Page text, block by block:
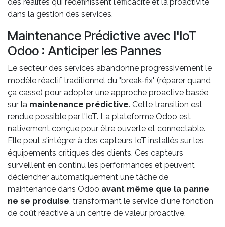
dans la gestion des services.
Maintenance Prédictive avec l'IoT
Odoo : Anticiper les Pannes
Le secteur des services abandonne progressivement le
modèle réactif traditionnel du "break-fix" (réparer quand
ça casse) pour adopter une approche proactive basée
sur la maintenance prédictive. Cette transition est
rendue possible par l'IoT. La plateforme Odoo est
nativement conçue pour être ouverte et connectable.
Elle peut s'intégrer à des capteurs IoT installés sur les
équipements critiques des clients. Ces capteurs
surveillent en continu les performances et peuvent
déclencher automatiquement une tâche de
maintenance dans Odoo avant même que la panne
ne se produise, transformant le service d'une fonction
de coût réactive à un centre de valeur proactive.